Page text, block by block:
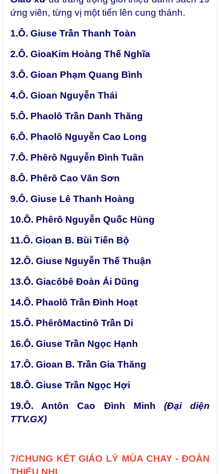
ứng viên, từng vị một tiến lên cung thánh.
1.Ô. Giuse Trần Thanh Toàn
2.Ô. GioaKim Hoàng Thế Nghĩa
3.Ô. Gioan Phạm Quang Bình
4.Ô. Gioan Nguyễn Thái
5.Ô. Phaolô Trần Danh Thăng
6.Ô. Phaolô Nguyễn Cao Long
7.Ô. Phêrô Nguyễn Đình Tuân
8.Ô. Phêrô Cao Văn Sơn
9.Ô. Giuse Lê Thanh Hoàng
10.Ô. Phêrô Nguyễn Quốc Hùng
11.Ô. Gioan B. Bùi Tiến Bộ
12.Ô. Giuse Nguyễn Thế Thuận
13.Ô. Giacôbê Đoàn Ái Dũng
14.Ô. Phaolô Trần Đình Hoạt
15.Ô. PhêrôMactinô Trần Di
16.Ô. Giuse Trần Ngọc Hạnh
17.Ô. Gioan B. Trần Gia Thăng
18.Ô. Giuse Trần Ngọc Hợi
19.Ô. Antôn Cao Đình Minh (Đại diện
TTV.GX)
7/CHUNG KẾT GIÁO LÝ MÙA CHAY - ĐOÀN
THIẾU NHI